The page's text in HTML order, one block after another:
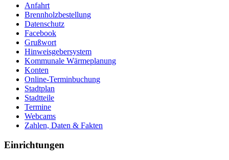
Anfahrt
Brennholzbestellung
Datenschutz
Facebook
Grußwort
Hinweisgebersystem
Kommunale Wärmeplanung
Konten
Online-Terminbuchung
Stadtplan
Stadtteile
Termine
Webcams
Zahlen, Daten & Fakten
Einrichtungen